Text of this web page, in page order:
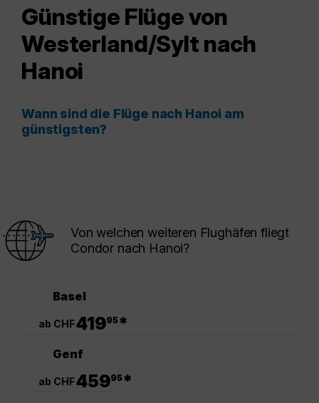
Günstige Flüge von
Westerland/Sylt nach
Hanoi
Wann sind die Flüge nach Hanoi am
günstigsten?
Von welchen weiteren Flughäfen fliegt
Condor nach Hanoi?
Basel
ab CHF41995*
Genf
ab CHF45995*